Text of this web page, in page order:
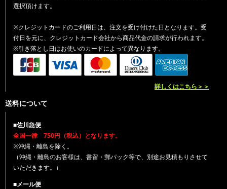
選択頂けます。
※クレジットカードのご利用日は、注文を受け付けた日となります。受
付日を元に、クレジットカード会社から商品代金の請求が行われます。
※引き落とし日はお使いのカードによって異なります。
詳しくはこちら＞＞
送料について
■佐川急便
全国一律 750円（税込）となります。
※沖縄・離島を除く。
（沖縄・離島のお客様は、書留・郵パック等で、別途お見積もりさせて
いただきます。）
■メール便